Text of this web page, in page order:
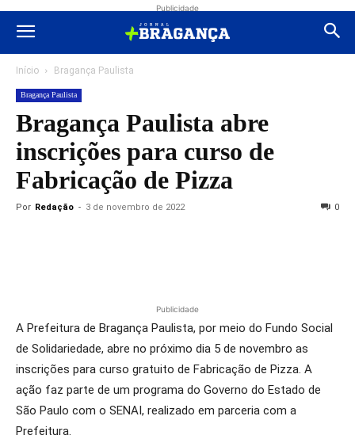
Publicidade
Início Bragança Paulista
Bragança Paulista
Bragança Paulista abre
inscrições para curso de
Fabricação de Pizza
Por Redação - 3 de novembro de 2022 0
Publicidade
A Prefeitura de Bragança Paulista, por meio do Fundo Social
de Solidariedade, abre no próximo dia 5 de novembro as
inscrições para curso gratuito de Fabricação de Pizza. A
ação faz parte de um programa do Governo do Estado de
São Paulo com o SENAI, realizado em parceria com a
Prefeitura.